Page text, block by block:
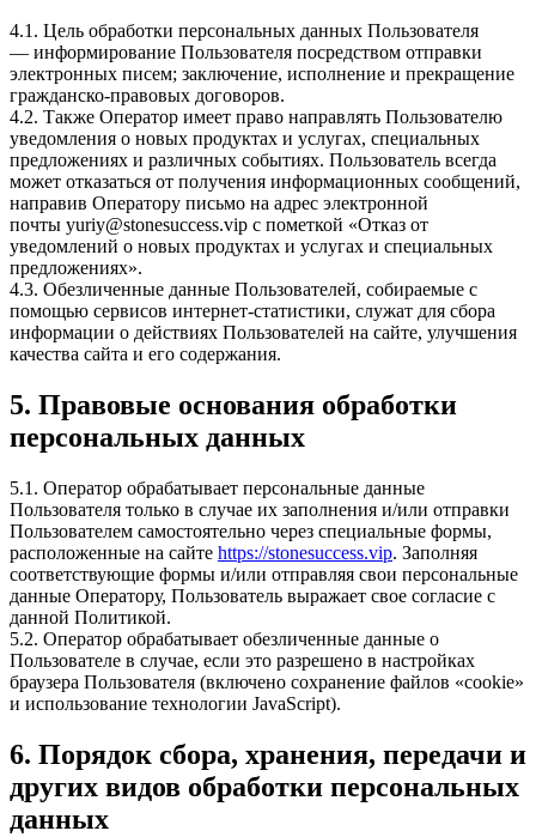
4.1. Цель обработки персональных данных Пользователя
— информирование Пользователя посредством отправки
электронных писем; заключение, исполнение и прекращение
гражданско-правовых договоров.
4.2. Также Оператор имеет право направлять Пользователю
уведомления о новых продуктах и услугах, специальных
предложениях и различных событиях. Пользователь всегда
может отказаться от получения информационных сообщений,
направив Оператору письмо на адрес электронной
почты yuriy@stonesuccess.vip с пометкой «Отказ от
уведомлений о новых продуктах и услугах и специальных
предложениях».
4.3. Обезличенные данные Пользователей, собираемые с
помощью сервисов интернет-статистики, служат для сбора
информации о действиях Пользователей на сайте, улучшения
качества сайта и его содержания.
5. Правовые основания обработки
персональных данных
5.1. Оператор обрабатывает персональные данные
Пользователя только в случае их заполнения и/или отправки
Пользователем самостоятельно через специальные формы,
расположенные на сайте https://stonesuccess.vip. Заполняя
соответствующие формы и/или отправляя свои персональные
данные Оператору, Пользователь выражает свое согласие с
данной Политикой.
5.2. Оператор обрабатывает обезличенные данные о
Пользователе в случае, если это разрешено в настройках
браузера Пользователя (включено сохранение файлов «cookie»
и использование технологии JavaScript).
6. Порядок сбора, хранения, передачи и
других видов обработки персональных
данных